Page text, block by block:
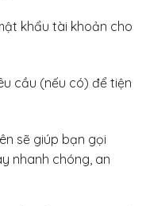
khẩu tài khoản cho
cầu (nếu có) để tiện
sẽ giúp bạn gọi
nhanh chóng, an